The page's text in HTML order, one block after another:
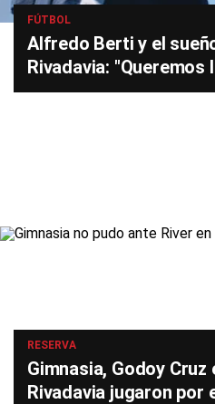
FÚTBOL
Alfredo Berti y el
Rivadavia:
RESERVA
Gimnasia, Godoy
Rivadavia jugaron por